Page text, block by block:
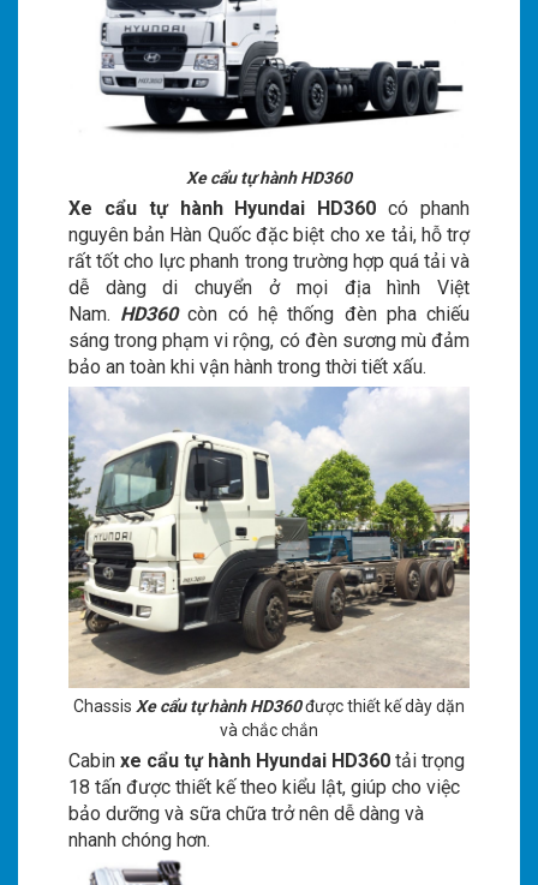
Xe cẩu tự hành HD360
Xe cẩu tự hành Hyundai HD360 có phanh
nguyên bản Hàn Quốc đặc biệt cho xe tải, hỗ trợ
rất tốt cho lực phanh trong trường hợp quá tải và
dễ dàng di chuyển ở mọi địa hình Việt
Nam. HD360còn có hệ thống đèn pha chiếu
sáng trong phạm vi rộng, có đèn sương mù đảm
bảo an toàn khi vận hành trong thời tiết xấu.
Chassis Xe cẩu tự hành HD360được thiết kế dày dặn
và chắc chắn
Cabin xe cẩu tự hành Hyundai HD360tải trọng
18 tấn được thiết kế theo kiểu lật, giúp cho việc
bảo dưỡng và sữa chữa trở nên dễ dàng và
nhanh chóng hơn.